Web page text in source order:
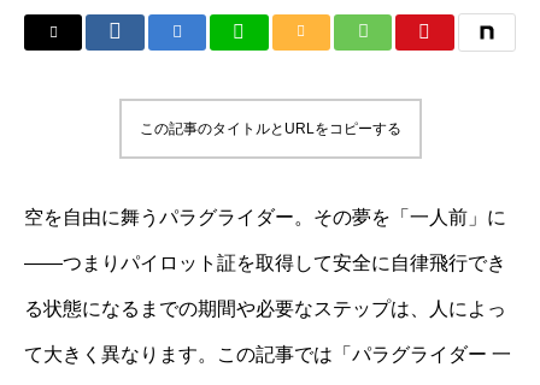
この記事のタイトルとURLをコピーする
空を自由に舞うパラグライダー。その夢を「一人前」に
――つまりパイロット証を取得して安全に自律飛行でき
る状態になるまでの期間や必要なステップは、人によっ
て大きく異なります。この記事では「パラグライダー 一